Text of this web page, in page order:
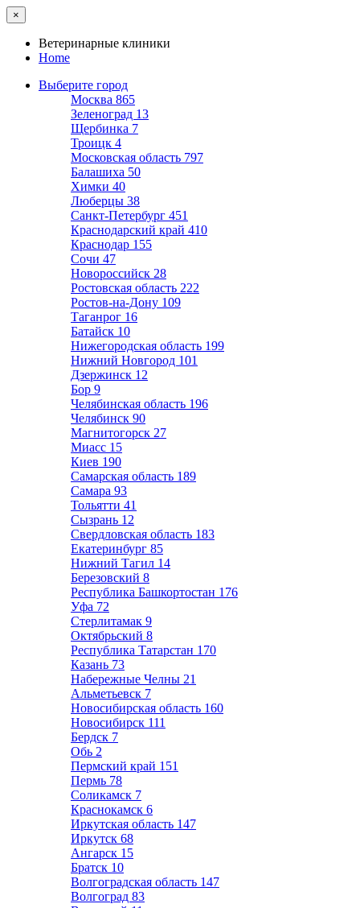
×
Ветеринарные клиники
Home
Выберите город
Москва 865
Зеленоград 13
Щербинка 7
Троицк 4
Московская область 797
Балашиха 50
Химки 40
Люберцы 38
Санкт-Петербург 451
Краснодарский край 410
Краснодар 155
Сочи 47
Новороссийск 28
Ростовская область 222
Ростов-на-Дону 109
Таганрог 16
Батайск 10
Нижегородская область 199
Нижний Новгород 101
Дзержинск 12
Бор 9
Челябинская область 196
Челябинск 90
Магнитогорск 27
Миасс 15
Киев 190
Самарская область 189
Самара 93
Тольятти 41
Сызрань 12
Свердловская область 183
Екатеринбург 85
Нижний Тагил 14
Березовский 8
Республика Башкортостан 176
Уфа 72
Стерлитамак 9
Октябрьский 8
Республика Татарстан 170
Казань 73
Набережные Челны 21
Альметьевск 7
Новосибирская область 160
Новосибирск 111
Бердск 7
Обь 2
Пермский край 151
Пермь 78
Соликамск 7
Краснокамск 6
Иркутская область 147
Иркутск 68
Ангарск 15
Братск 10
Волгоградская область 147
Волгоград 83